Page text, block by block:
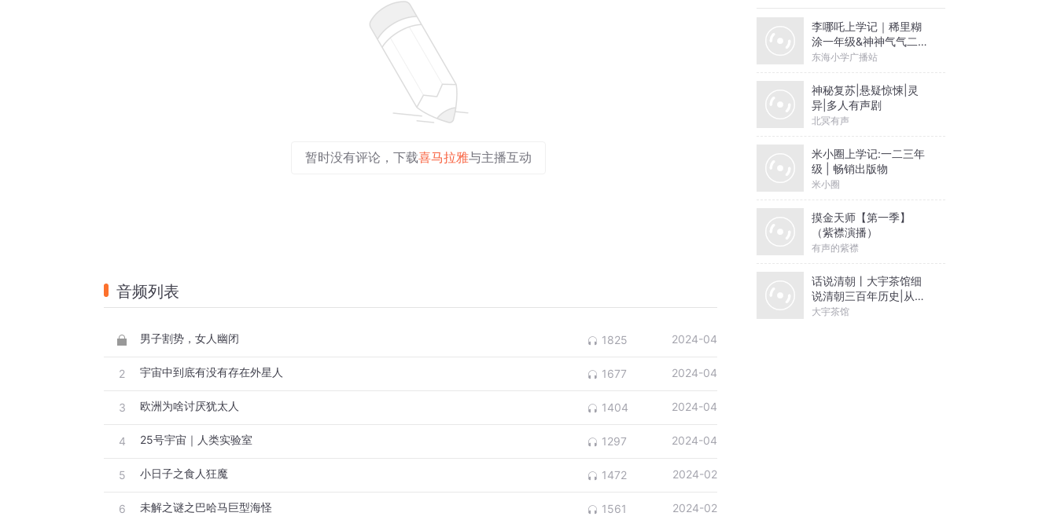
暂时没有评论，下载喜马拉雅与主播互动
音频列表
男子割势，女人幽闭 1825 2024-04
2 宇宙中到底有没有存在外星人 1677 2024-04
3 欧洲为啥讨厌犹太人 1404 2024-04
4 25号宇宙｜人类实验室 1297 2024-04
5 小日子之食人狂魔 1472 2024-02
6 未解之谜之巴哈马巨型海怪 1561 2024-02
李哪吒上学记｜稀里糊
涂一年级&神神气气二年
级
东海小学广播站
神秘复苏|悬疑惊悚|灵
异|多人有声剧
北冥有声
米小圈上学记:一二三年
级 | 畅销出版物
米小圈
摸金天师【第一季】
（紫襟演播）
有声的紫襟
话说清朝丨大宇茶馆细
说清朝三百年历史|从努
尔哈赤到末代皇帝溥仪|
大宇茶馆